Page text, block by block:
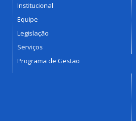
Institucional
Equipe
Legislação
Serviços
Programa de Gestão